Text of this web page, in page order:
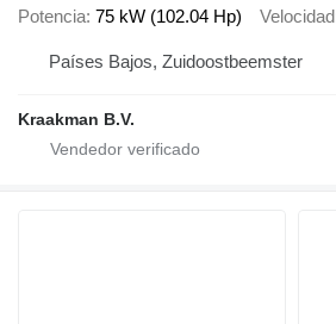
Potencia 75 kW (102.04 Hp) Velocidad
Países Bajos, Zuidoostbeemster
Kraakman B.V.